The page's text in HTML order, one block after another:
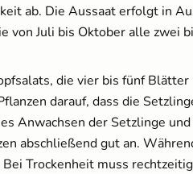
3,60 €
ab. Die Aussaat erfolgt in
Juli bis Oktober alle zwei
die vier bis fünf
darauf, dass die
Anwachsen der Setzlinge
abschließend gut an.
Trockenheit muss